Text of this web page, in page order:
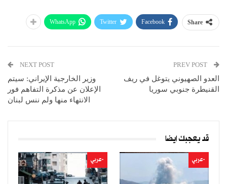
Share
Facebook
Twitter
WhatsApp
العدو الصهيوني يتوغل في ريف
القنيطرة جنوبي سوريا
NEXT POST
وزير الخارجية الإيراني: سيتم
الإعلان عن مذكرة التفاهم فور
الانتهاء منها ولم ننس لبنان
قد يعجبك ايضا
-عربي -عربي